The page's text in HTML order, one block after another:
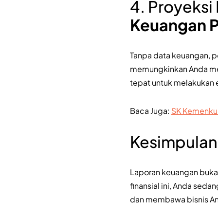
4.
Keuangan
Tanpa data keuangan,
memungkinkan Anda
tepat untuk melakukan
Baca Juga: SK
Kesimpulan
Laporan keuangan
finansial ini, Anda
dan membawa bisnis